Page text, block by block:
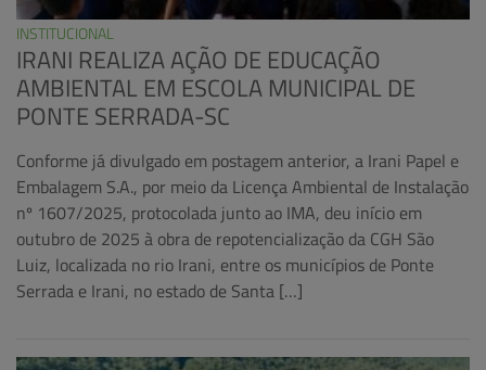
INSTITUCIONAL
IRANI REALIZA AÇÃO DE EDUCAÇÃO
AMBIENTAL EM ESCOLA MUNICIPAL DE
PONTE SERRADA-SC
Conforme já divulgado em postagem anterior, a Irani Papel e
Embalagem S.A., por meio da Licença Ambiental de Instalação
nº 1607/2025, protocolada junto ao IMA, deu início em
outubro de 2025 à obra de repotencialização da CGH São
Luiz, localizada no rio Irani, entre os municípios de Ponte
Serrada e Irani, no estado de Santa […]